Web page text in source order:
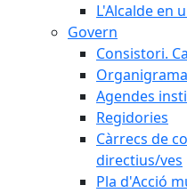
L'Alcalde en
Govern
Consistori.
Agendes
Regidories
Càrrecs de
directius/ves
Pla d'Acció